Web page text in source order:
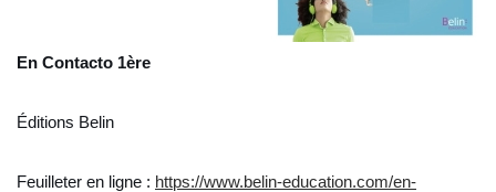
En Contacto 1ère
Éditions Belin
Feuilleter en ligne : https://www.belin-education.com/en-